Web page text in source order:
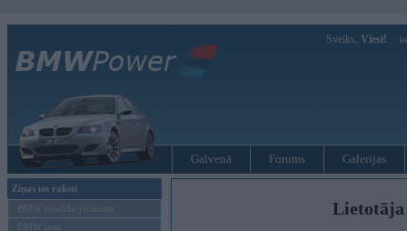
Sveiks, Viesi!
Galvenā Forums Galerijas
Ziņas un raksti
BMW modeļu jaunumi
BMW testi